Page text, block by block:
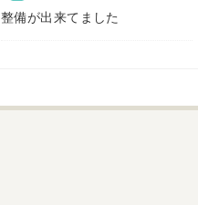
整備が出来てました